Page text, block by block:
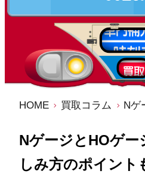
HOME 買取コラム
NゲージとHOゲー
しみ方のポイント